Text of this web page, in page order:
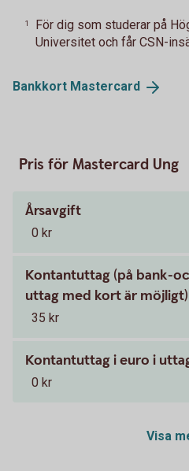
1
För dig som studerar på
Universitet och får CSN-
Bankkort Mastercard
Pris för Mastercard Ung
Årsavgift
0 kr
Kontantuttag (på bank-
uttag med kort är möjligt)
35 kr
Kontantuttag i euro i
0 kr
Visa